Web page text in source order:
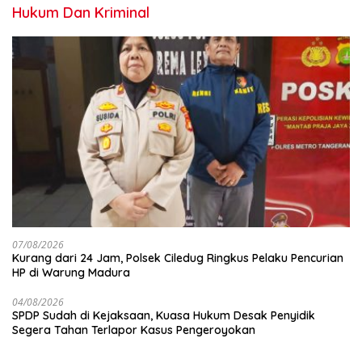
Hukum Dan Kriminal
07/08/2026
Kurang dari 24 Jam, Polsek Ciledug Ringkus Pelaku Pencurian
HP di Warung Madura
04/08/2026
SPDP Sudah di Kejaksaan, Kuasa Hukum Desak Penyidik
Segera Tahan Terlapor Kasus Pengeroyokan